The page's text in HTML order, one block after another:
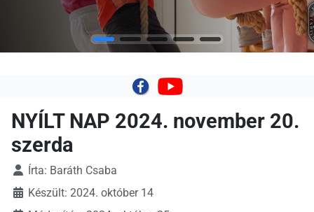
NYÍLT NAP 2024. november 20.
szerda
Írta: Baráth Csaba
Készült: 2024. október 14